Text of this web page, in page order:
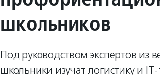
школьников
Под руководством экспертов из
школьники изучат логистику и